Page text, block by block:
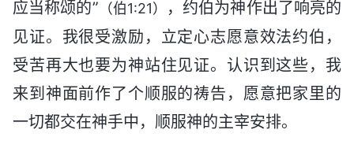
应当称颂的” （伯1:21）
，约伯为神作出了响亮的
见证。我很受激励，立定心志愿意效法约伯，
受苦再大也要为神站住见证。认识到这些，我
来到神面前作了个顺服的祷告，愿意把家里的
一切都交在神手中，顺服神的主宰安排。